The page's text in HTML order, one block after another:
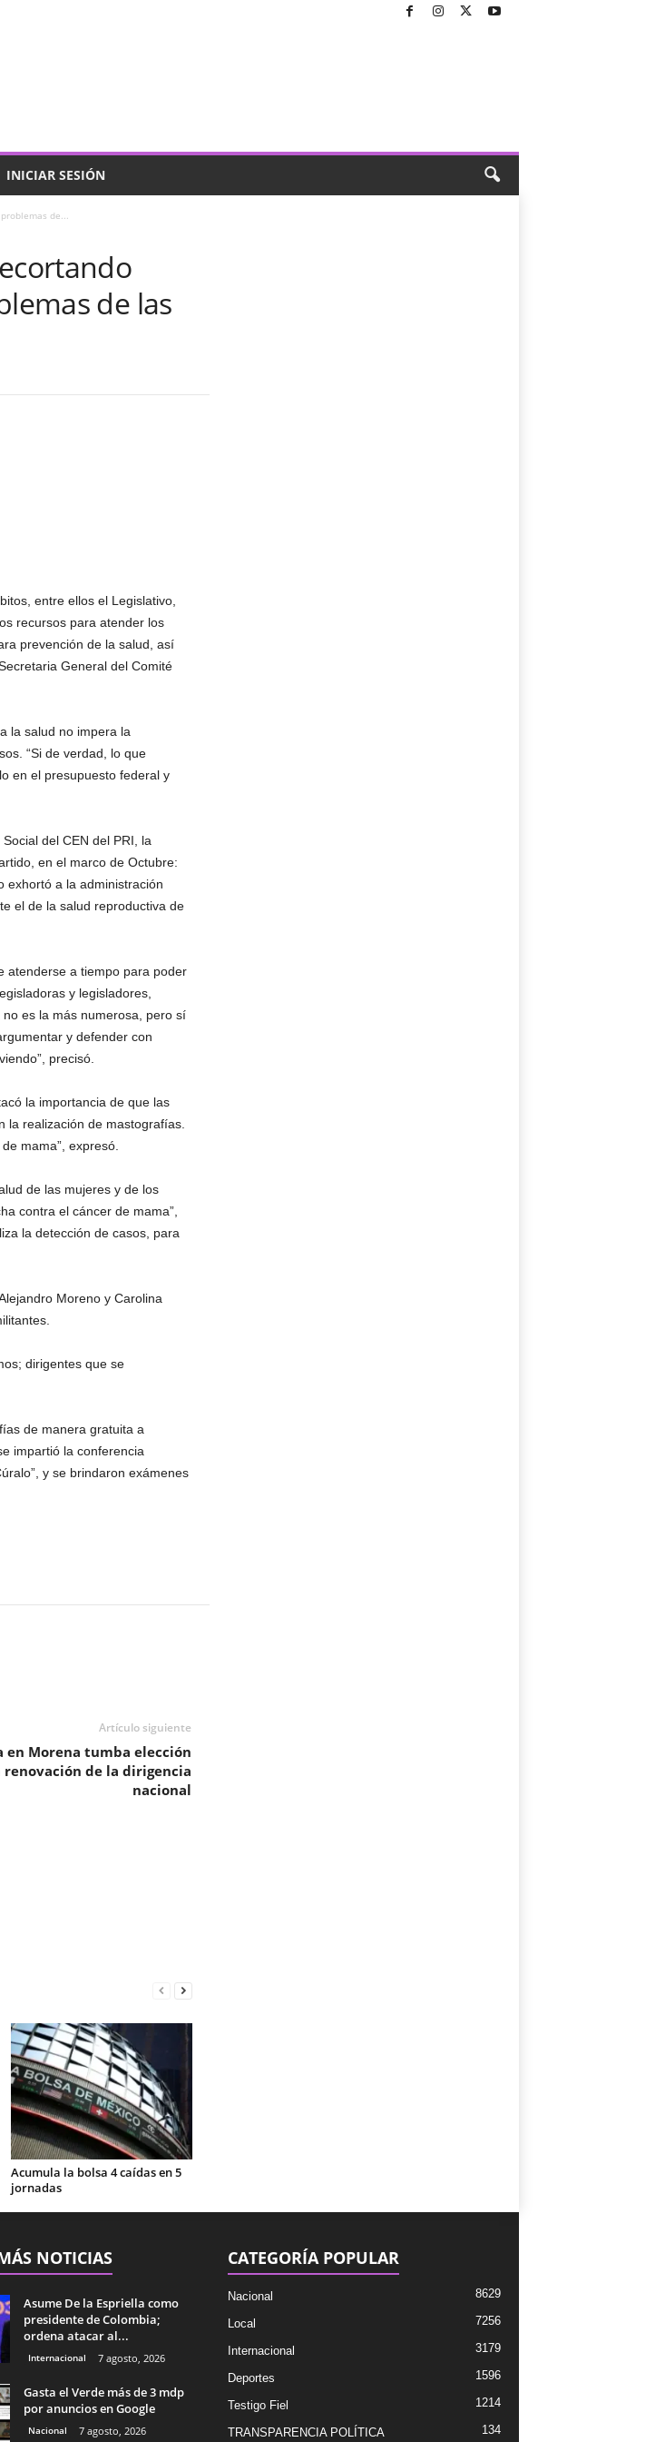
INICIAR SESIÓN
de...
de las
entre ellos el Legislativo,
recursos para atender los
prevención de la salud, así
General del Comité
la salud no impera la
“Si de verdad, lo que
en el presupuesto federal y
del CEN del PRI, la
en el marco de Octubre:
exhortó a la administración
el de la salud reproductiva de
atenderse a tiempo para poder
y legisladores,
es la más numerosa, pero sí
y defender con
precisó.
la importancia de que las
la realización de mastografías.
mama”, expresó.
de las mujeres y de los
contra el cáncer de mama”,
la detección de casos, para
Moreno y Carolina
dirigentes que se
de manera gratuita a
impartió la conferencia
y se brindaron exámenes
Artículo siguiente
en Morena tumba elección
renovación de la dirigencia
nacional
Acumula la bolsa 4 caídas en 5
jornadas
NOTICIAS
Asume De la Espriella como
presidente de Colombia;
ordena atacar al...
Internacional 7 agosto, 2026
Gasta el Verde más de 3 mdp
por anuncios en Google
Nacional 7 agosto, 2026
CATEGORÍA POPULAR
Nacional 8629
Local 7256
Internacional 3179
Deportes 1596
Testigo Fiel 1214
TRANSPARENCIA POLÍTICA 134